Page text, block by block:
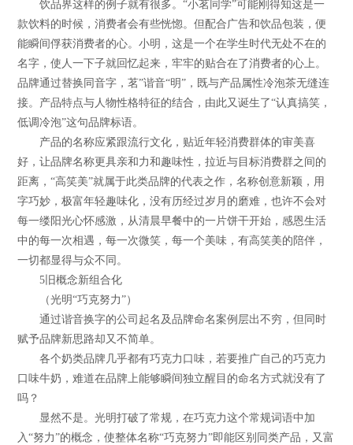
饮品界这样的例子就有很多。“小茗同学”可能刚得知这是一
款饮料的时候，消费者会有些恍惚。但配合广告和饮品包装，便
能瞬间俘获消费者的心。小明，这是一个在学生时代无处不在的
名字，使人一下子就回忆起来，牢牢的贴合在了消费者的心上。
品牌通过替换同音字，茗”谐音“明”，既与产品属性冷泡茶无缝连
接。产品特点与人物性格特征的结合，由此又诞生了“认真搞笑，
低调冷泡”这句品牌标语。
产品的名称应紧跟流行文化，贴近年轻消费群体的审美喜
好，让品牌名称更具亲和力和趣味性，拉近与目标消费群之间的
距离，“高笑美”就属于此类品牌的代表之作，名称创意新颖，用
字巧妙，极富年轻趣味化，没有历经过岁月的磨难，也许不会对
每一缕阳光心怀感激，从清晨早餐中的一片饼干开始，感恩生活
中的每一次相遇，每一次微笑，每一个美味，有高笑美的陪伴，
一切都显得与众不同。
5旧概念新组合化
（光明“巧克努力”）
通过谐音换字的公司起名及品牌命名案例层出不穷，但同时
赋予品牌新思路却又不简单。
各个奶类品牌几乎都有巧克力口味，若要推广自己的巧克力
口味牛奶，难道在品牌上能够瞬间独立醒目的命名方式就没有了
吗？
显然不是。光明打破了常规，在巧克力这个常规词语中加
入“努力”的概念，使整体名称“巧克努力”即能区别同类产品，又富